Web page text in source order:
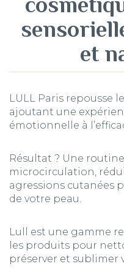
et
LULL Paris repousse
ajoutant une
émotionnelle à
Résultat ? Une
microcirculation,
agressions cutanées
de votre peau.
Lull est une gamme
les produits pour
préserver et sublimer